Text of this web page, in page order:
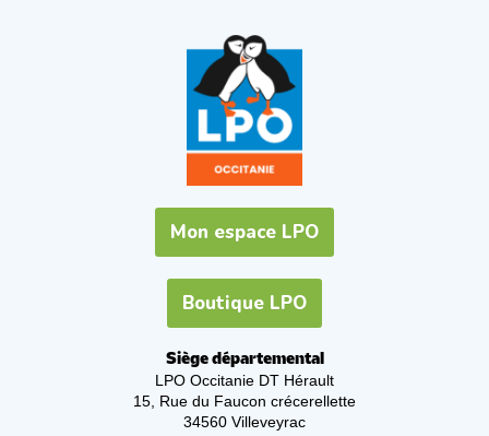
Mon espace LPO
Boutique LPO
Siège départemental
LPO Occitanie DT Hérault
15, Rue du Faucon crécerellette
34560 Villeveyrac